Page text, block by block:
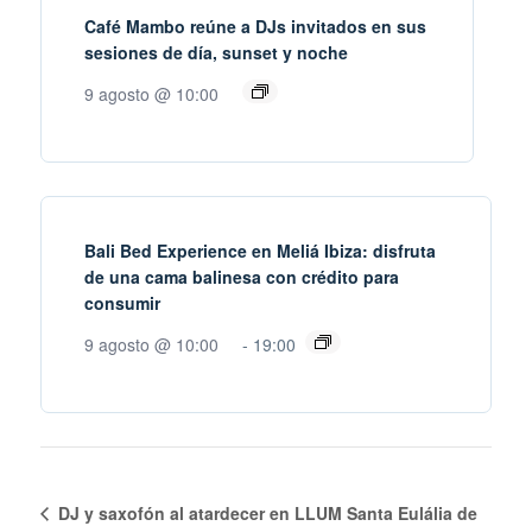
Café Mambo reúne a DJs invitados en sus
sesiones de día, sunset y noche
9 agosto @ 10:00
Bali Bed Experience en Meliá Ibiza: disfruta
de una cama balinesa con crédito para
consumir
9 agosto @ 10:00
- 19:00
DJ y saxofón al atardecer en LLUM Santa Eulália de